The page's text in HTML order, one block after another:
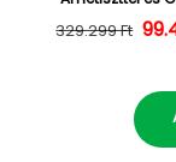
329.299 Ft